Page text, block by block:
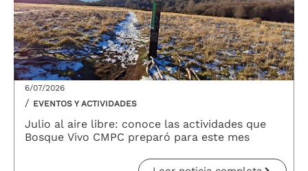
6/07/2026
/ EVENTOS Y ACTIVIDADES
Julio al aire libre: conoce las actividades que
Bosque Vivo CMPC preparó para este mes